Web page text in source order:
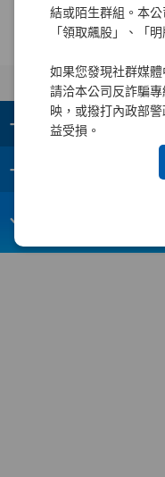
結或陌生群組。本
「領取飆股」、「
如果您發現社群媒
請洽本公司反詐騙
映，或撥打內政部
益受損。
+ 集團成員
+